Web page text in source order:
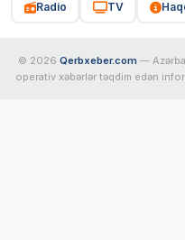
Radio TV
© 2026 Qerbxeber.com —
operativ xəbərlər təqdim edən